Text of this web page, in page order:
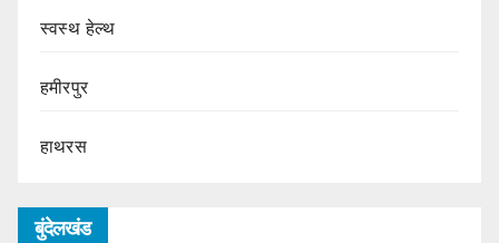
स्वस्थ हेल्थ
हमीरपुर
हाथरस
बुंदेलखंड